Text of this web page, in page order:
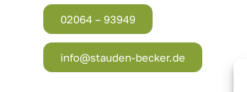
02064 – 93949
info@stauden-becker.de